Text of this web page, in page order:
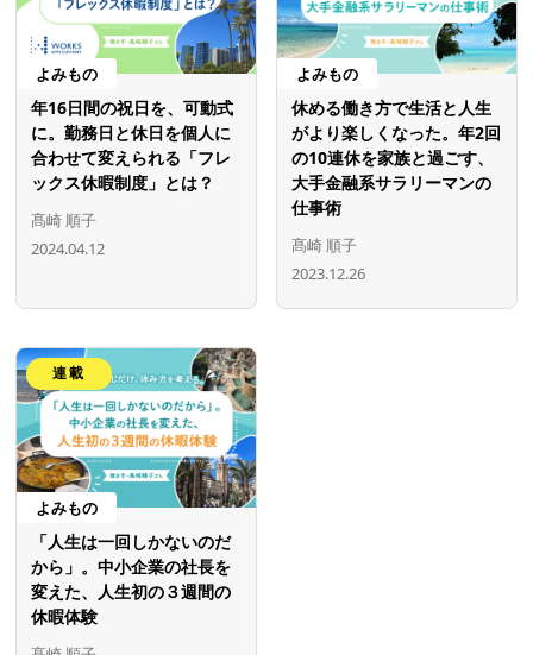
よみもの
年16日間の祝日を、可動式
に。勤務日と休日を個人に
合わせて変えられる「フレ
ックス休暇制度」とは？
髙崎 順子
2024.04.12
よみもの
休める働き方で生活と人生
がより楽しくなった。年2回
の10連休を家族と過ごす、
大手金融系サラリーマンの
仕事術
髙崎 順子
2023.12.26
連載
よみもの
「人生は一回しかないのだ
から」。中小企業の社長を
変えた、人生初の３週間の
休暇体験